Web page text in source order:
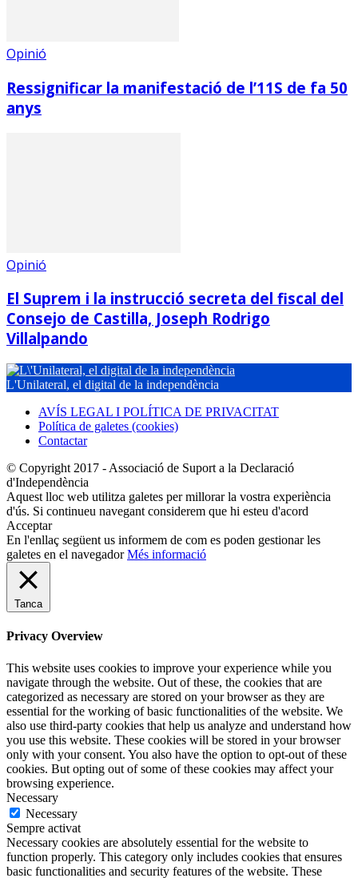
Opinió
Ressignificar la manifestació de l’11S de fa 50
anys
Opinió
El Suprem i la instrucció secreta del fiscal del
Consejo de Castilla, Joseph Rodrigo
Villalpando
L'Unilateral, el digital de la independència
AVÍS LEGAL I POLÍTICA DE PRIVACITAT
Política de galetes (cookies)
Contactar
© Copyright 2017 - Associació de Suport a la Declaració
d'Independència
Aquest lloc web utilitza galetes per millorar la vostra experiència
d'ús. Si continueu navegant considerem que hi esteu d'acord
Acceptar
En l'enllaç següent us informem de com es poden gestionar les
galetes en el navegadorMés informació
Tanca
Privacy Overview
This website uses cookies to improve your experience while you
navigate through the website. Out of these, the cookies that are
categorized as necessary are stored on your browser as they are
essential for the working of basic functionalities of the website. We
also use third-party cookies that help us analyze and understand how
you use this website. These cookies will be stored in your browser
only with your consent. You also have the option to opt-out of these
cookies. But opting out of some of these cookies may affect your
browsing experience.
Necessary
Necessary
Sempre activat
Necessary cookies are absolutely essential for the website to
function properly. This category only includes cookies that ensures
basic functionalities and security features of the website. These